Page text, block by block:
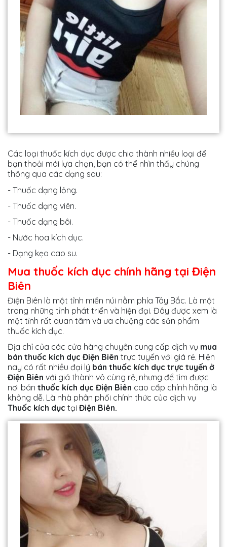
Các loại thuốc kích dục được chia thành nhiều loại để
bạn thoải mái lựa chọn, bạn có thể nhìn thấy chúng
thông qua các dạng sau:
- Thuốc dạng lỏng.
- Thuốc dạng viên.
- Thuốc dạng bôi.
- Nước hoa kích dục.
- Dạng kẹo cao su.
Mua thuốc kích dục chính hãng tại Điện
Biên
Điện Biên là một tỉnh miền núi nằm phía Tây Bắc. Là một
trong những tỉnh phát triển và hiện đại. Đây được xem là
một tỉnh rất quan tâm và ưa chuộng các sản phẩm
thuốc kích dục.
Địa chỉ của các cửa hàng chuyên cung cấp dịch vụ mua
bán thuốc kích dục Điện Biên trực tuyến với giá rẻ. Hiện
nay có rất nhiều đại lý bán thuốc kích dục trực tuyến ở
Điện Biên với giá thành vô cùng rẻ, nhưng để tìm được
nơi bán thuốc kích dục Điện Biên cao cấp chính hãng là
không dễ. Là nhà phân phối chính thức của dịch vụ
Thuốc kích dục tại Điện Biên.